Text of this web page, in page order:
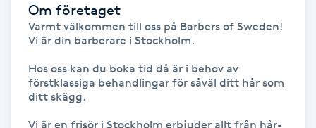
IR-massage
Om företaget
Varmt välkommen till oss på Barbers of Sweden!
Vi är din barberare i Stockholm.
Hos oss kan du boka tid då är i behov av
förstklassiga behandlingar för såväl ditt hår som
ditt skägg.
Vi är en frisör i Stockholm erbjuder allt från hår-